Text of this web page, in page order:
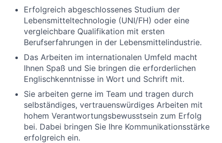
Erfolgreich abgeschlossenes Studium der
Lebensmitteltechnologie (UNI/FH) oder eine
vergleichbare Qualifikation mit ersten
Berufserfahrungen in der Lebensmittelindustrie.
Das Arbeiten im internationalen Umfeld macht
Ihnen Spaß und Sie bringen die erforderlichen
Englischkenntnisse in Wort und Schrift mit.
Sie arbeiten gerne im Team und tragen durch
selbständiges, vertrauenswürdiges Arbeiten mit
hohem Verantwortungsbewusstsein zum Erfolg
bei. Dabei bringen Sie Ihre Kommunikationsstärke
erfolgreich ein.